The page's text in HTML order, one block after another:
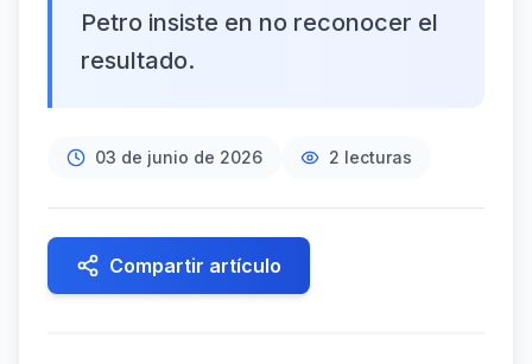
Petro insiste en no reconocer el
resultado.
03 de junio de 2026 2 lecturas
Compartir artículo